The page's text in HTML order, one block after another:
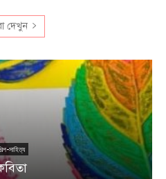
দেখুন
সাহিত্য